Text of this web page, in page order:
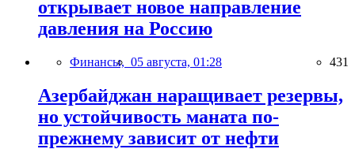
открывает новое направление
давления на Россию
Финансы, 05 августа, 01:28 431
Азербайджан наращивает резервы,
но устойчивость маната по-
прежнему зависит от нефти